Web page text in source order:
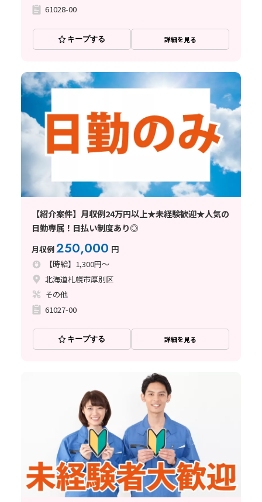
61028-00
キープする 詳細を見る
【紹介案件】月収例24万円以上★未経験歓迎★人気の
日勤専属！日払い制度あり◎
月収例250,000 円
【時給】1,300円～
北海道札幌市厚別区
その他
61027-00
キープする 詳細を見る